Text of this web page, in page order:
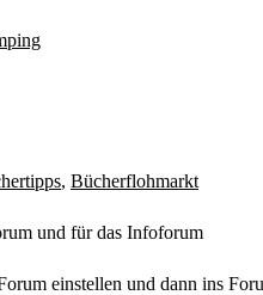
, Bücherflohmarkt
und für das Infoforum
einstellen und dann ins